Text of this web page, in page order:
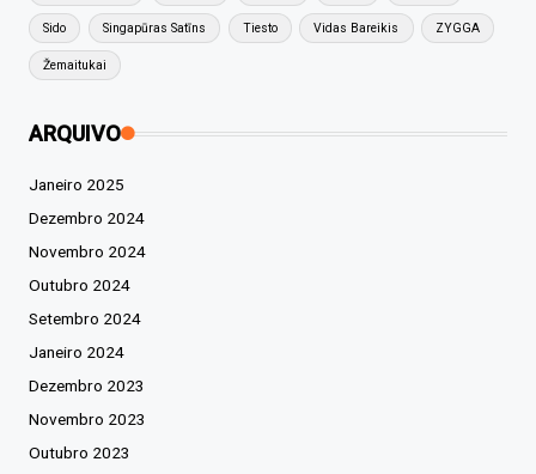
Sido Singapūras Satīns Tiesto Vidas Bareikis ZYGGA
Žemaitukai
ARQUIVO
Janeiro 2025
Dezembro 2024
Novembro 2024
Outubro 2024
Setembro 2024
Janeiro 2024
Dezembro 2023
Novembro 2023
Outubro 2023